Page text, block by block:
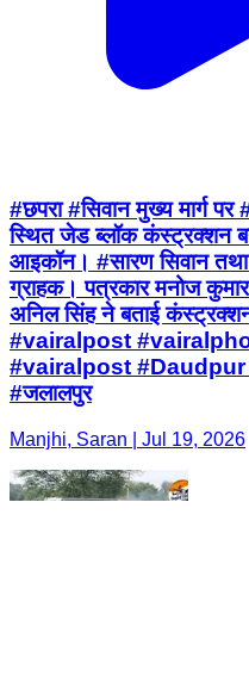
#छपरा #सिवान मुख्य मार्ग
स्थित जेड ब्लॉक कंस्ट्रक्शन
आइकॉन। #सारण सिवान
ग्राहक। पत्रकार मनोज
अनिल सिंह ने बताई
#vairalpost
#vairalpost #Daudpur
#जलालपुर
Manjhi, Saran | Jul 19, 2026